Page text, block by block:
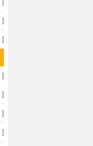
]
]
]
]
]
]